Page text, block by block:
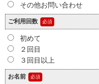
その他お問い合わせ
ご利用回数
初めて
２回目
３回目以上
お名前